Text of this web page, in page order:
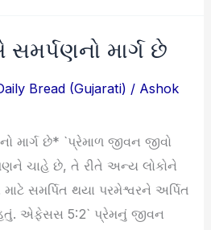
સમર્પણનો માર્ગ છે
Bread (Gujarati) / Ashok
માર્ગ છે* `પ્રેમાળ જીવન જીવો
ચાહે છે, તે રીતે અન્ય લોકોને
સમર્પિત થયા પરમેશ્વરને અર્પિત
એફેસસ 5:2` પ્રેમનું જીવન